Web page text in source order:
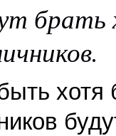
брать
хотя